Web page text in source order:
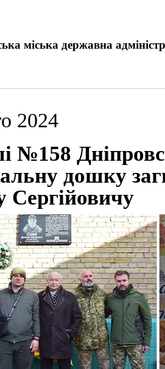
міська державна
2024
№158
дошку
Сергійовичу